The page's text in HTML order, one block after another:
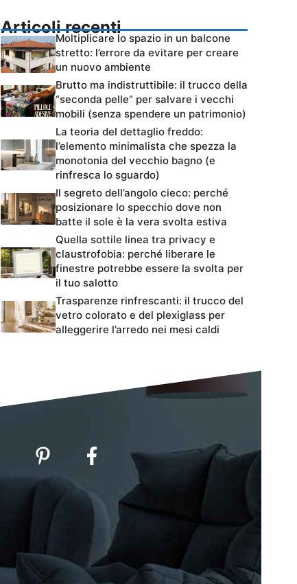
Articoli recenti
Moltiplicare lo spazio in un balcone
stretto: l’errore da evitare per creare
un nuovo ambiente
Brutto ma indistruttibile: il trucco della
“seconda pelle” per salvare i vecchi
mobili (senza spendere un patrimonio)
La teoria del dettaglio freddo:
l’elemento minimalista che spezza la
monotonia del vecchio bagno (e
rinfresca lo sguardo)
Il segreto dell’angolo cieco: perché
posizionare lo specchio dove non
batte il sole è la vera svolta estiva
Quella sottile linea tra privacy e
claustrofobia: perché liberare le
finestre potrebbe essere la svolta per
il tuo salotto
Trasparenze rinfrescanti: il trucco del
vetro colorato e del plexiglass per
alleggerire l’arredo nei mesi caldi